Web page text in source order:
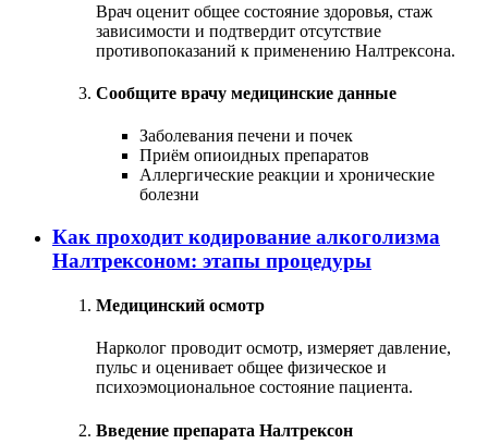
Врач оценит общее состояние здоровья, стаж
зависимости и подтвердит отсутствие
противопоказаний к применению Налтрексона.
Сообщите врачу медицинские данные
Заболевания печени и почек
Приём опиоидных препаратов
Аллергические реакции и хронические
болезни
Как проходит кодирование алкоголизма
Налтрексоном: этапы процедуры
Медицинский осмотр
Нарколог проводит осмотр, измеряет давление,
пульс и оценивает общее физическое и
психоэмоциональное состояние пациента.
Введение препарата Налтрексон